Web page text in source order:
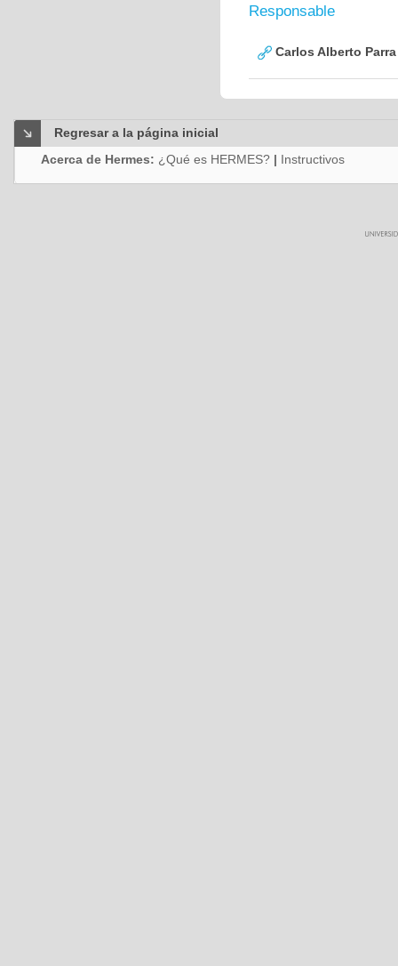
Responsable
Carlos Alberto
Regresar a la página inicial
Acerca de Hermes: ¿Qué es HERMES? | Instructivos